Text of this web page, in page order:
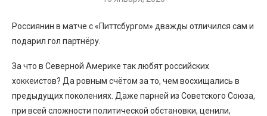
Россиянин в матче с «Питтсбургом» дважды отличился сам и
подарил гол партнёру.
За что в Северной Америке так любят российских
хоккеистов? Да ровным счётом за то, чем восхищались в
предыдущих поколениях. Даже парней из Советского Союза,
при всей сложности политической обстановки, ценили,